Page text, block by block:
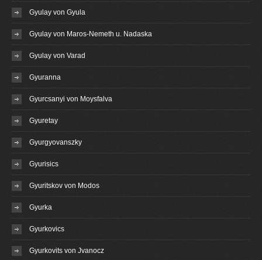
Gyulay von Gyula
Gyulay von Maros-Nemeth u. Nadaska
Gyulay von Varad
Gyuranna
Gyurcsanyi von Moysfalva
Gyuretay
Gyurgyovanszky
Gyurisics
Gyuritskov von Modos
Gyurka
Gyurkovics
Gyurkovits von Jvanocz